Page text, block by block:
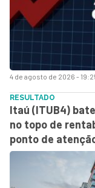
4 de agosto de 2026 -
RESULTADO
Itaú (ITUB4)
no topo de
ponto de